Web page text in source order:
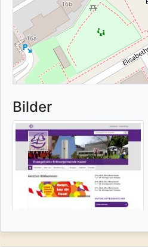
Bilder